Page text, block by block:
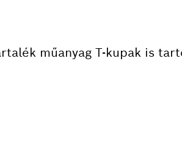
műanyag T-kupak is